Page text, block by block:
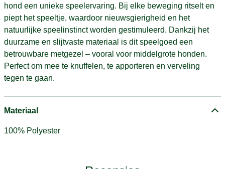
hond een unieke speelervaring. Bij elke beweging ritselt en
piept het speeltje, waardoor nieuwsgierigheid en het
natuurlijke speelinstinct worden gestimuleerd. Dankzij het
duurzame en slijtvaste materiaal is dit speelgoed een
betrouwbare metgezel – vooral voor middelgrote honden.
Perfect om mee te knuffelen, te apporteren en verveling
tegen te gaan.
Materiaal
100% Polyester